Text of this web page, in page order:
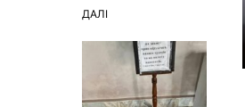
ДАЛІ